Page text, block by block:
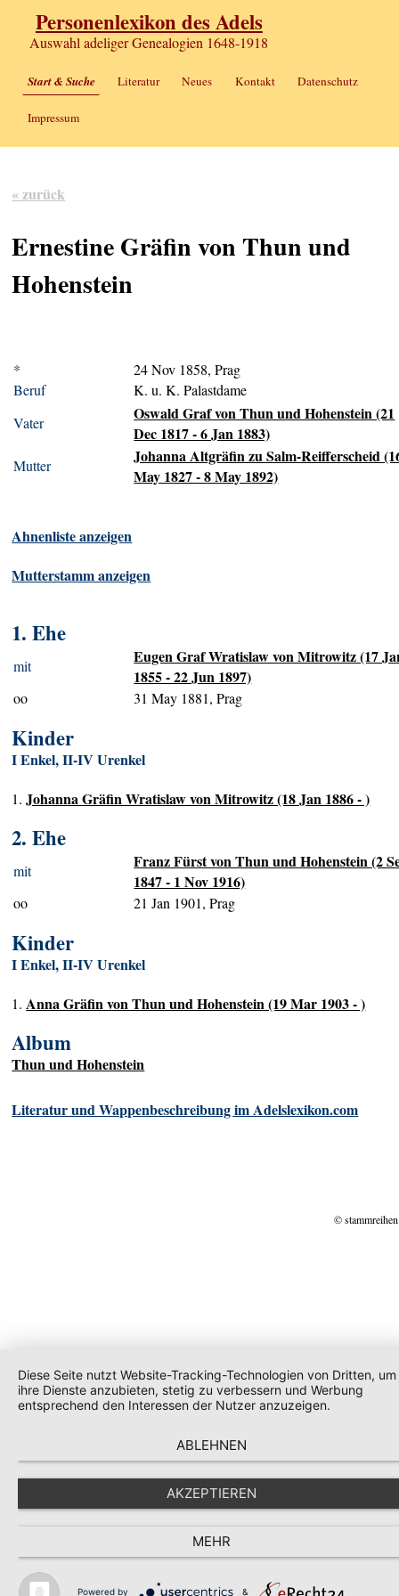
Personenlexikon des Adels
Auswahl adeliger Genealogien 1648-1918
Start & Suche Literatur Neues Kontakt Datenschutz
Impressum
« zurück
Ernestine Gräfin von Thun und
Hohenstein
*
24 Nov 1858, Prag
Beruf
K. u. K. Palastdame
Vater
Oswald Graf von Thun und Hohenstein (21
Dec 1817 - 6 Jan 1883)
Mutter
Johanna Altgräfin zu Salm-Reifferscheid
May 1827 - 8 May 1892)
Ahnenliste anzeigen
Mutterstamm anzeigen
1. Ehe
mit
Eugen Graf Wratislaw von Mitrowitz (17
1855 - 22 Jun 1897)
oo 31 May 1881, Prag
Kinder
I Enkel, II-IV Urenkel
1.Johanna Gräfin Wratislaw von Mitrowitz (18 Jan 1886 - )
2. Ehe
mit
Franz Fürst von Thun und Hohenstein (2
1847 - 1 Nov 1916)
oo 21 Jan 1901, Prag
Kinder
I Enkel, II-IV Urenkel
1.Anna Gräfin von Thun und Hohenstein (19 Mar 1903 - )
Album
Thun und Hohenstein
Literatur und Wappenbeschreibung im Adelslexikon.com
©
Diese Seite nutzt Website-Tracking-Technologien von Dritten, um
ihre Dienste anzubieten, stetig zu verbessern und Werbung
entsprechend den Interessen der Nutzer anzuzeigen.
ABLEHNEN
AKZEPTIEREN
MEHR
Powered by &